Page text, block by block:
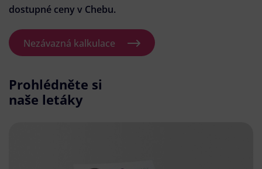
dostupné ceny v Chebu.
Nezávazná kalkulace
Prohlédněte si
naše letáky